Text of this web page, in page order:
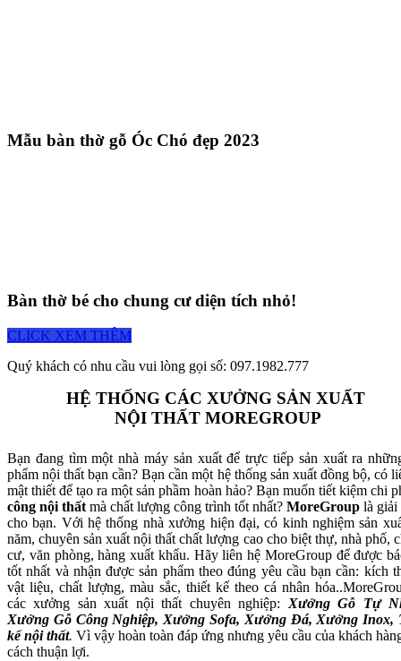
Mẫu bàn thờ gỗ Óc Chó đẹp 2023
Bàn thờ bé cho chung cư diện tích nhỏ!
CLICK XEM THÊM
Quý khách có nhu cầu vui lòng gọi số: 097.1982.777
HỆ THỐNG CÁC XƯỞNG SẢN XUẤT
NỘI THẤT MOREGROUP
Bạn đang tìm một nhà máy sản xuất để trực tiếp sản xuất ra
phẩm nội thất bạn cần? Bạn cần một hệ thống sản xuất đồng bộ, có
mật thiết để tạo ra một sản phầm hoàn hảo? Bạn muốn tiết kiệm chi
công nội thất mà chất lượng công trình tốt nhất? MoreGroup là giải
cho bạn. Với hệ thống nhà xưởng hiện đại, có kinh nghiệm sản
năm, chuyên sản xuất nội thất chất lượng cao cho biệt thự, nhà phố,
cư, văn phòng, hàng xuất khẩu. Hãy liên hệ MoreGroup để được
tốt nhất và nhận được sản phẩm theo đúng yêu cầu bạn cần: kích
vật liệu, chất lượng, màu sắc, thiết kế theo cá nhân
các xưởng sản xuất nội thất chuyên nghiệp: Xưởng Gỗ Tự
Xưởng Gỗ Công Nghiệp, Xưởng Sofa, Xưởng Đá, Xưởng Inox,
kế nội thất. Vì vậy hoàn toàn đáp ứng nhưng yêu cầu của khách
cách thuận lợi.